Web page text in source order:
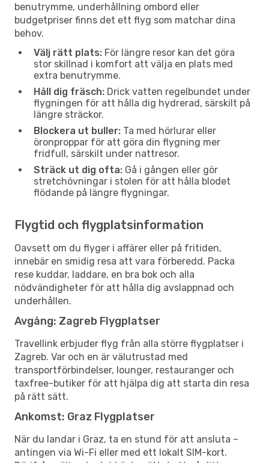
benutrymme, underhållning ombord eller
budgetpriser finns det ett flyg som matchar dina
behov.
Välj rätt plats: För längre resor kan det göra
stor skillnad i komfort att välja en plats med
extra benutrymme.
Håll dig fräsch: Drick vatten regelbundet under
flygningen för att hålla dig hydrerad, särskilt på
längre sträckor.
Blockera ut buller: Ta med hörlurar eller
öronproppar för att göra din flygning mer
fridfull, särskilt under nattresor.
Sträck ut dig ofta: Gå i gången eller gör
stretchövningar i stolen för att hålla blodet
flödande på längre flygningar.
Flygtid och flygplatsinformation
Oavsett om du flyger i affärer eller på fritiden,
innebär en smidig resa att vara förberedd. Packa
rese kuddar, laddare, en bra bok och alla
nödvändigheter för att hålla dig avslappnad och
underhållen.
Avgång: Zagreb Flygplatser
Travellink erbjuder flyg från alla större flygplatser i
Zagreb. Var och en är välutrustad med
transportförbindelser, lounger, restauranger och
taxfree-butiker för att hjälpa dig att starta din resa
på rätt sätt.
Ankomst: Graz Flygplatser
När du landar i Graz, ta en stund för att ansluta –
antingen via Wi-Fi eller med ett lokalt SIM-kort.